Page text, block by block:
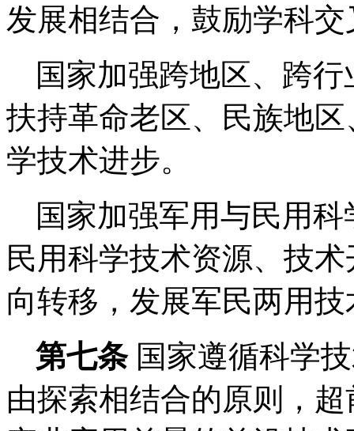
发展相结合，鼓励学科
国家加强跨地区、跨
扶持革命老区、民族地
学技术进步。
国家加强军用与民用
民用科学技术资源、技
向转移，发展军民两用技
第七条 国家遵循科学
由探索相结合的原则，